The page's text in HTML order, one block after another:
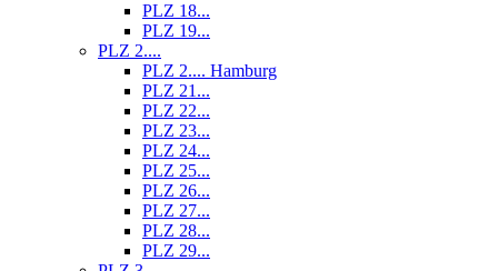
PLZ 18...
PLZ 19...
PLZ 2....
PLZ 2.... Hamburg
PLZ 21...
PLZ 22...
PLZ 23...
PLZ 24...
PLZ 25...
PLZ 26...
PLZ 27...
PLZ 28...
PLZ 29...